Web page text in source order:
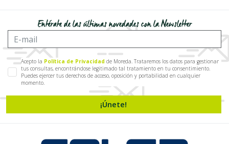
Entérate de las últimas novedades con la Newsletter
Acepto la Política de Privacidad de Moreda. Trataremos los datos para gestionar
tus consultas, encontrándose legitimado tal tratamiento en tu consentimiento.
Puedes ejercer tus derechos de acceso, oposición y portabilidad en cualquier
momento.
¡Únete!